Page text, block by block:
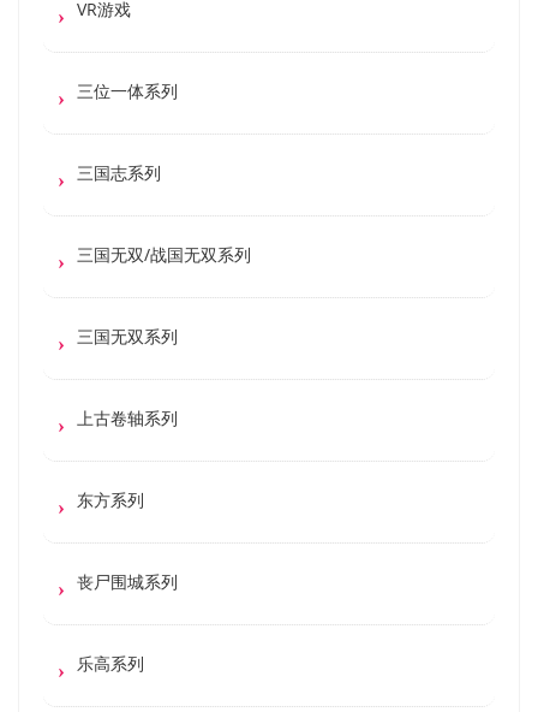
VR游戏
三位一体系列
三国志系列
三国无双/战国无双系列
三国无双系列
上古卷轴系列
东方系列
丧尸围城系列
乐高系列